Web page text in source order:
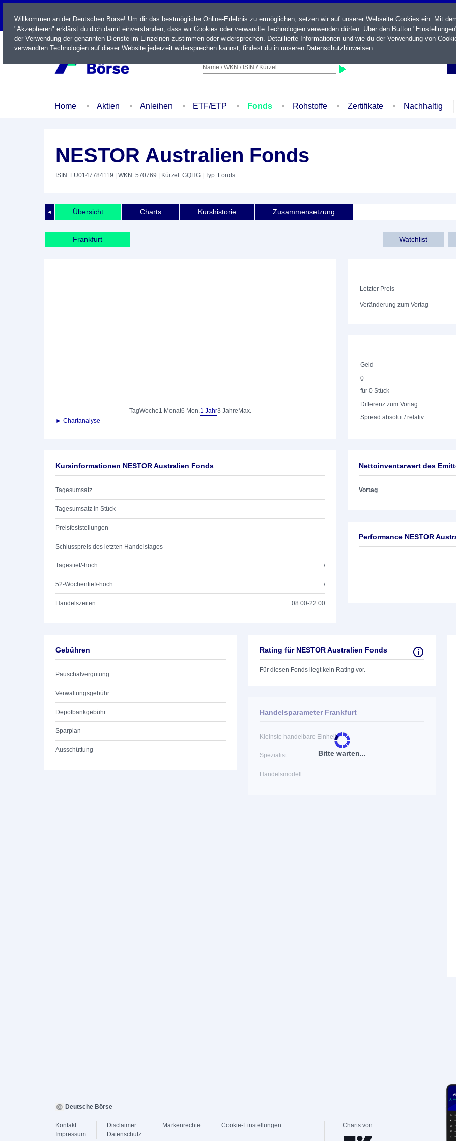
LIVE
Name / WKN / ISIN / Kürzel
Home Aktien Anleihen ETF/ETP Fonds Rohstoffe Zertifikate Nachhaltig
NESTOR Australien Fonds
ISIN: LU0147784119 | WKN: 570769 | Kürzel: GQHG | Typ: Fonds
◄ Übersicht Charts Kurshistorie Zusammensetzung
Frankfurt Watchlist
TagWoche1 Monat6 Mon.1 Jahr3 Jahre Max.
► Chartanalyse
Letzter Preis
Veränderung zum Vortag
Geld
0
für 0 Stück
Differenz zum Vortag
Spread absolut / relativ
Kursinformationen NESTOR Australien Fonds
Tagesumsatz
Tagesumsatz in Stück
Preisfeststellungen
Schlusspreis des letzten Handelstages
Tagestief/-hoch /
52-Wochentief/-hoch /
Handelszeiten 08:00-22:00
Nettoinventarwert des
Vortag
Performance NESTOR
Gebühren
Pauschalvergütung
Verwaltungsgebühr
Depotbankgebühr
Sparplan
Ausschüttung
Rating für NESTOR Australien Fonds
Für diesen Fonds liegt kein Rating vor.
Bitte warten...
Handelsparameter Frankfurt
Kleinste handelbare Einheit
Spezialist
Handelsmodell
Willkommen an der Deutschen Börse! Um dir das bestmögliche Online-Erlebnis zu ermöglichen, setzen wir auf unserer Webseite Cookies ein. Mit
"Akzeptieren" erklärst du dich damit einverstanden, dass wir Cookies oder verwandte Technologien verwenden dürfen. Über den Button
der Verwendung der genannten Dienste im Einzelnen zustimmen oder widersprechen. Detaillierte Informationen und wie du der Verwendung von
verwandten Technologien auf dieser Website jederzeit widersprechen kannst, findest du in unseren Datenschutzhinweisen.
Deutsche Börse
Kontakt
Impressum
Disclaimer
Datenschutz
Markenrechte Cookie-Einstellungen Charts von